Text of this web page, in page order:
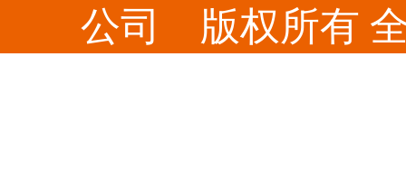
公司 版权所有